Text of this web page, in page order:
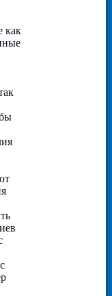
как